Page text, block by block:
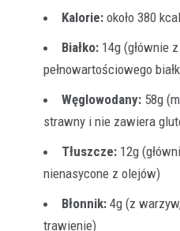
Kalorie: około 380
Białko: 14g (głównie
pełnowartościowego
Węglowodany: 58g
strawny i nie zawiera
Tłuszcze: 12g
nienasycone z olejów)
Błonnik: 4g (z
trawienie)